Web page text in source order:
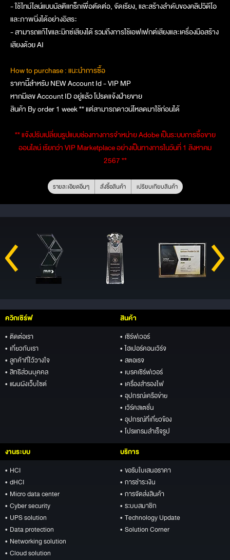
- ใช้ไทม์ไลน์แบบมัลติแทร็กเพื่อตัดต่อ, จัดเรียง, และสร้างลำดับของคลิปวิดีโอ
และภาพนิ่งได้อย่างอิสระ
- สามารถแก้ไขและมิกซ์เสียงได้ รวมถึงการใช้เอฟเฟกต์เสียงและเครื่องมือสร้าง
เสียงด้วย AI
How to purchase : แนะนำการซื้อ
ราคานี้สำหรับ NEW Account Id - VIP MP
หากมีเลข Account ID อยู่แล้ว โปรดแจ้งฝ่ายขาย
สินค้า By order 1 week ** แต่สามารถดาวน์โหลดมาใช้ก่อนได้
** แจ้งปรับเปลี่ยนรูปแบบช่องทางการจำหน่าย Adobe เป็นระบบการซื้อขาย
ออนไลน์ เรียกว่า VIP Marketplace อย่างเป็นทางการในวันที่ 1 สิงหาคม
2567 **
รายละเอียดอื่นๆ สั่งซื้อสินค้า เปรียบเทียบสินค้า
ควิกเซิร์ฟ
• ติดต่อเรา
• เกี่ยวกับเรา
• ลูกค้าที่ไว้วางใจ
• สิทธิส่วนบุคคล
• แผนผังเว็บไซต์
สินค้า
• เซิร์ฟเวอร์
• ไฮเปอร์คอนเวิร์จ
• สตอเรจ
• เบรคเซิร์ฟเวอร์
• เครื่องสำรองไฟ
• อุปกรณ์เครือข่าย
• เวิร์คสเตชั่น
• อุปกรณ์ที่เกี่ยวข้อง
• โปรแกรมสำเร็จรูป
งานระบบ
• HCI
• dHCI
• Micro data center
• Cyber security
• UPS solution
• Data protection
• Networking solution
• Cloud solution
บริการ
• ขอรับใบเสนอราคา
• การชำระเงิน
• การจัดส่งสินค้า
• ระบบสมาชิก
• Technology Update
• Solution Corner